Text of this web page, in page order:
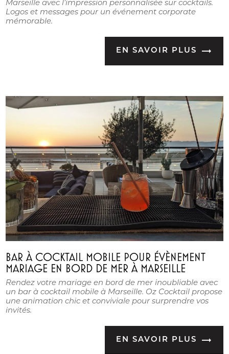
Marseille avec l’impression personnalisée sur cocktails.
Logos et messages pour un événement corporate
mémorable.
EN SAVOIR PLUS
BAR À COCKTAIL MOBILE POUR ÉVÈNEMENT
MARIAGE EN BORD DE MER À MARSEILLE
Rendez votre mariage en bord de mer inoubliable avec
un bar à cocktail mobile à Marseille. Oz Cocktail propose
une animation chic et conviviale pour surprendre vos
invités.
EN SAVOIR PLUS